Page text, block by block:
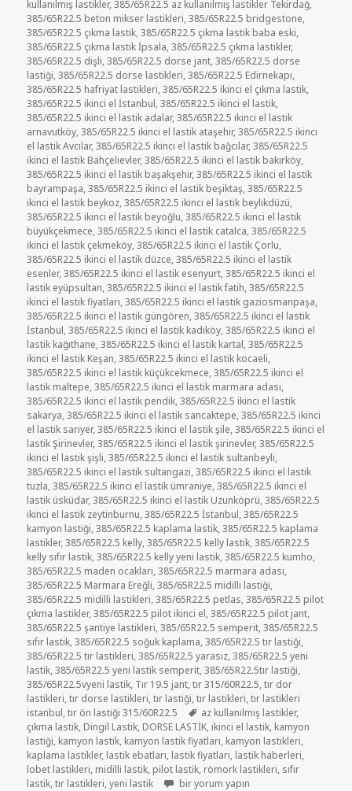
kullanılmış lastikler,385/65R22.5 az kullanılmış lastikler Tekirdağ,
385/65R22.5 beton mikser lastikleri,385/65R22.5 bridgestone,
385/65R22.5 çıkma lastik,385/65R22.5 çıkma lastik baba eski,
385/65R22.5 çıkma lastik İpsala,385/65R22.5 çıkma lastikler,
385/65R22.5 dişli,385/65R22.5 dorse jant,385/65R22.5 dorse
lastiği,385/65R22.5 dorse lastikleri,385/65R22.5 Edirnekapı,
385/65R22.5 hafriyat lastikleri,385/65R22.5 ikinci el çıkma lastik,
385/65R22.5 ikinci el İstanbul,385/65R22.5 ikinci el lastik,
385/65R22.5 ikinci el lastik adalar,385/65R22.5 ikinci el lastik
arnavutköy,385/65R22.5 ikinci el lastik ataşehir,385/65R22.5 ikinci
el lastik Avcılar,385/65R22.5 ikinci el lastik bağcılar,385/65R22.5
ikinci el lastik Bahçelievler,385/65R22.5 ikinci el lastik bakırköy,
385/65R22.5 ikinci el lastik başakşehir,385/65R22.5 ikinci el lastik
bayrampaşa,385/65R22.5 ikinci el lastik beşiktaş,385/65R22.5
ikinci el lastik beykoz,385/65R22.5 ikinci el lastik beylikdüzü,
385/65R22.5 ikinci el lastik beyoğlu,385/65R22.5 ikinci el lastik
büyükçekmece,385/65R22.5 ikinci el lastik catalca,385/65R22.5
ikinci el lastik çekmeköy,385/65R22.5 ikinci el lastik Çorlu,
385/65R22.5 ikinci el lastik düzce,385/65R22.5 ikinci el lastik
esenler,385/65R22.5 ikinci el lastik esenyurt,385/65R22.5 ikinci el
lastik eyüpsultan,385/65R22.5 ikinci el lastik fatih,385/65R22.5
ikinci el lastik fiyatları,385/65R22.5 ikinci el lastik gaziosmanpaşa,
385/65R22.5 ikinci el lastik güngören,385/65R22.5 ikinci el lastik
İstanbul,385/65R22.5 ikinci el lastik kadıköy,385/65R22.5 ikinci el
lastik kağıthane,385/65R22.5 ikinci el lastik kartal,385/65R22.5
ikinci el lastik Keşan,385/65R22.5 ikinci el lastik kocaeli,
385/65R22.5 ikinci el lastik küçükcekmece,385/65R22.5 ikinci el
lastik maltepe,385/65R22.5 ikinci el lastik marmara adası,
385/65R22.5 ikinci el lastik pendik,385/65R22.5 ikinci el lastik
sakarya,385/65R22.5 ikinci el lastik sancaktepe,385/65R22.5 ikinci
el lastik sarıyer,385/65R22.5 ikinci el lastik şile,385/65R22.5 ikinci el
lastik Şirinevler,385/65R22.5 ikinci el lastik şirinevler,385/65R22.5
ikinci el lastik şişli,385/65R22.5 ikinci el lastik sultanbeyli,
385/65R22.5 ikinci el lastik sultangazi,385/65R22.5 ikinci el lastik
tuzla,385/65R22.5 ikinci el lastik ümraniye,385/65R22.5 ikinci el
lastik üsküdar,385/65R22.5 ikinci el lastik Uzunköprü,385/65R22.5
ikinci el lastik zeytinburnu,385/65R22.5 İstanbul,385/65R22.5
kamyon lastiği,385/65R22.5 kaplama lastik,385/65R22.5 kaplama
lastikler,385/65R22.5 kelly,385/65R22.5 kelly lastik,385/65R22.5
kelly sıfır lastik,385/65R22.5 kelly yeni lastik,385/65R22.5 kumho,
385/65R22.5 maden ocakları,385/65R22.5 marmara adası,
385/65R22.5 Marmara Ereğli,385/65R22.5 midilli lastiği,
385/65R22.5 midilli lastikleri,385/65R22.5 petlas,385/65R22.5 pilot
çıkma lastikler,385/65R22.5 pilot ikinci el,385/65R22.5 pilot jant,
385/65R22.5 şantiye lastikleri,385/65R22.5 semperit,385/65R22.5
sıfır lastik,385/65R22.5 soğuk kaplama,385/65R22.5 tır lastiği,
385/65R22.5 tır lastikleri,385/65R22.5 yarasız,385/65R22.5 yeni
lastik,385/65R22.5 yeni lastik semperit,385/65R22.5tır lastiği,
385/65R22.5vyeni lastik, Tır 19.5 jant,tır 315/60R22.5,tır dor
lastikleri,tır dorse lastikleri,tır lastiği,tır lastikleri,tır lastikleri
istanbul,tır ön lastiği 315/60R22.5 Etiketler
az kullanılmış lastikler,
çıkma lastik, Dingil Lastik, DORSE LASTİK, ikinci el lastik, kamyon
lastiği, kamyon lastik, kamyon lastik fiyatları, kamyon lastikleri,
kaplama lastikler, lastik ebatları, lastik fiyatları, lastik haberleri,
lobet lastikleri, midilli lastik, pilot lastik, römork lastikleri, sıfır
lastik,tır lastikleri,yeni lastik TIR LASTİKLERİ İKİNCİ EL ÇIKMA
bir yorum yapın